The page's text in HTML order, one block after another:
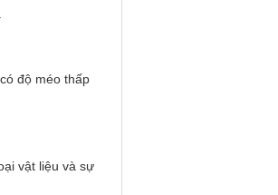
độ méo thấp
vật liệu và sự